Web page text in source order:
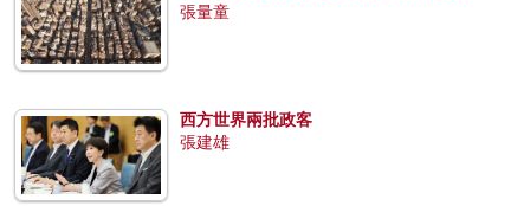
張量童
西方世界兩批政客
張建雄